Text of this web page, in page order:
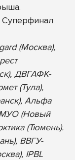
(Москва),
ДВГАФК-
(Тула),
Альфа
(Новый
(Тюмень).
ВВГУ-
IPBL